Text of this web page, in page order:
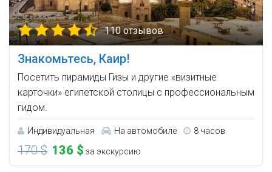
110 отзывов
Знакомьтесь, Каир!
Посетить пирамиды Гизы и другие «визитные
карточки» египетской столицы с профессиональным
гидом.
Индивидуальная На автомобиле 8 часов
170 $ 136 $ за экскурсию